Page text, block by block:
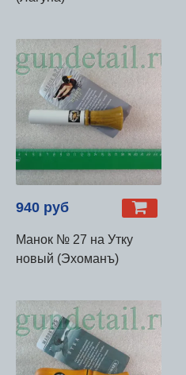
940 руб
Манок № 27 на Утку
новый (Эхоманъ)